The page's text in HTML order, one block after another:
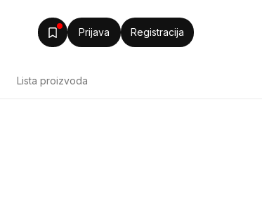
Prijava Registracija
Lista proizvoda